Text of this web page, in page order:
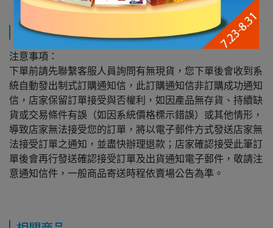
運送方式
注意事項：
下單前請先聯繫客服人員詢問有無現貨，您下單後會收到系
統自動發出制式訂購通知信，此訂購通知信非訂購成功通知
信，店家保留訂單接受與否權利，如因產品無存貨、持續缺
貨或交易條件有誤（如因系統價格標示錯誤）或其他情形，
導致店家無法接受您的訂單，將以電子郵件方式發送店家無
法接受訂單之通知，並盡快辦理退款；店家確認接受此筆訂
單後會再行發送確認接受訂單及出貨通知電子郵件，敬請注
意通知信件，一般商品寄送時程依賣場公告為準。